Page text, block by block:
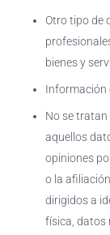
Otro tipo de
bienes y
Información
No se tratan
aquellos
opiniones
o la
dirigidos a
física, datos